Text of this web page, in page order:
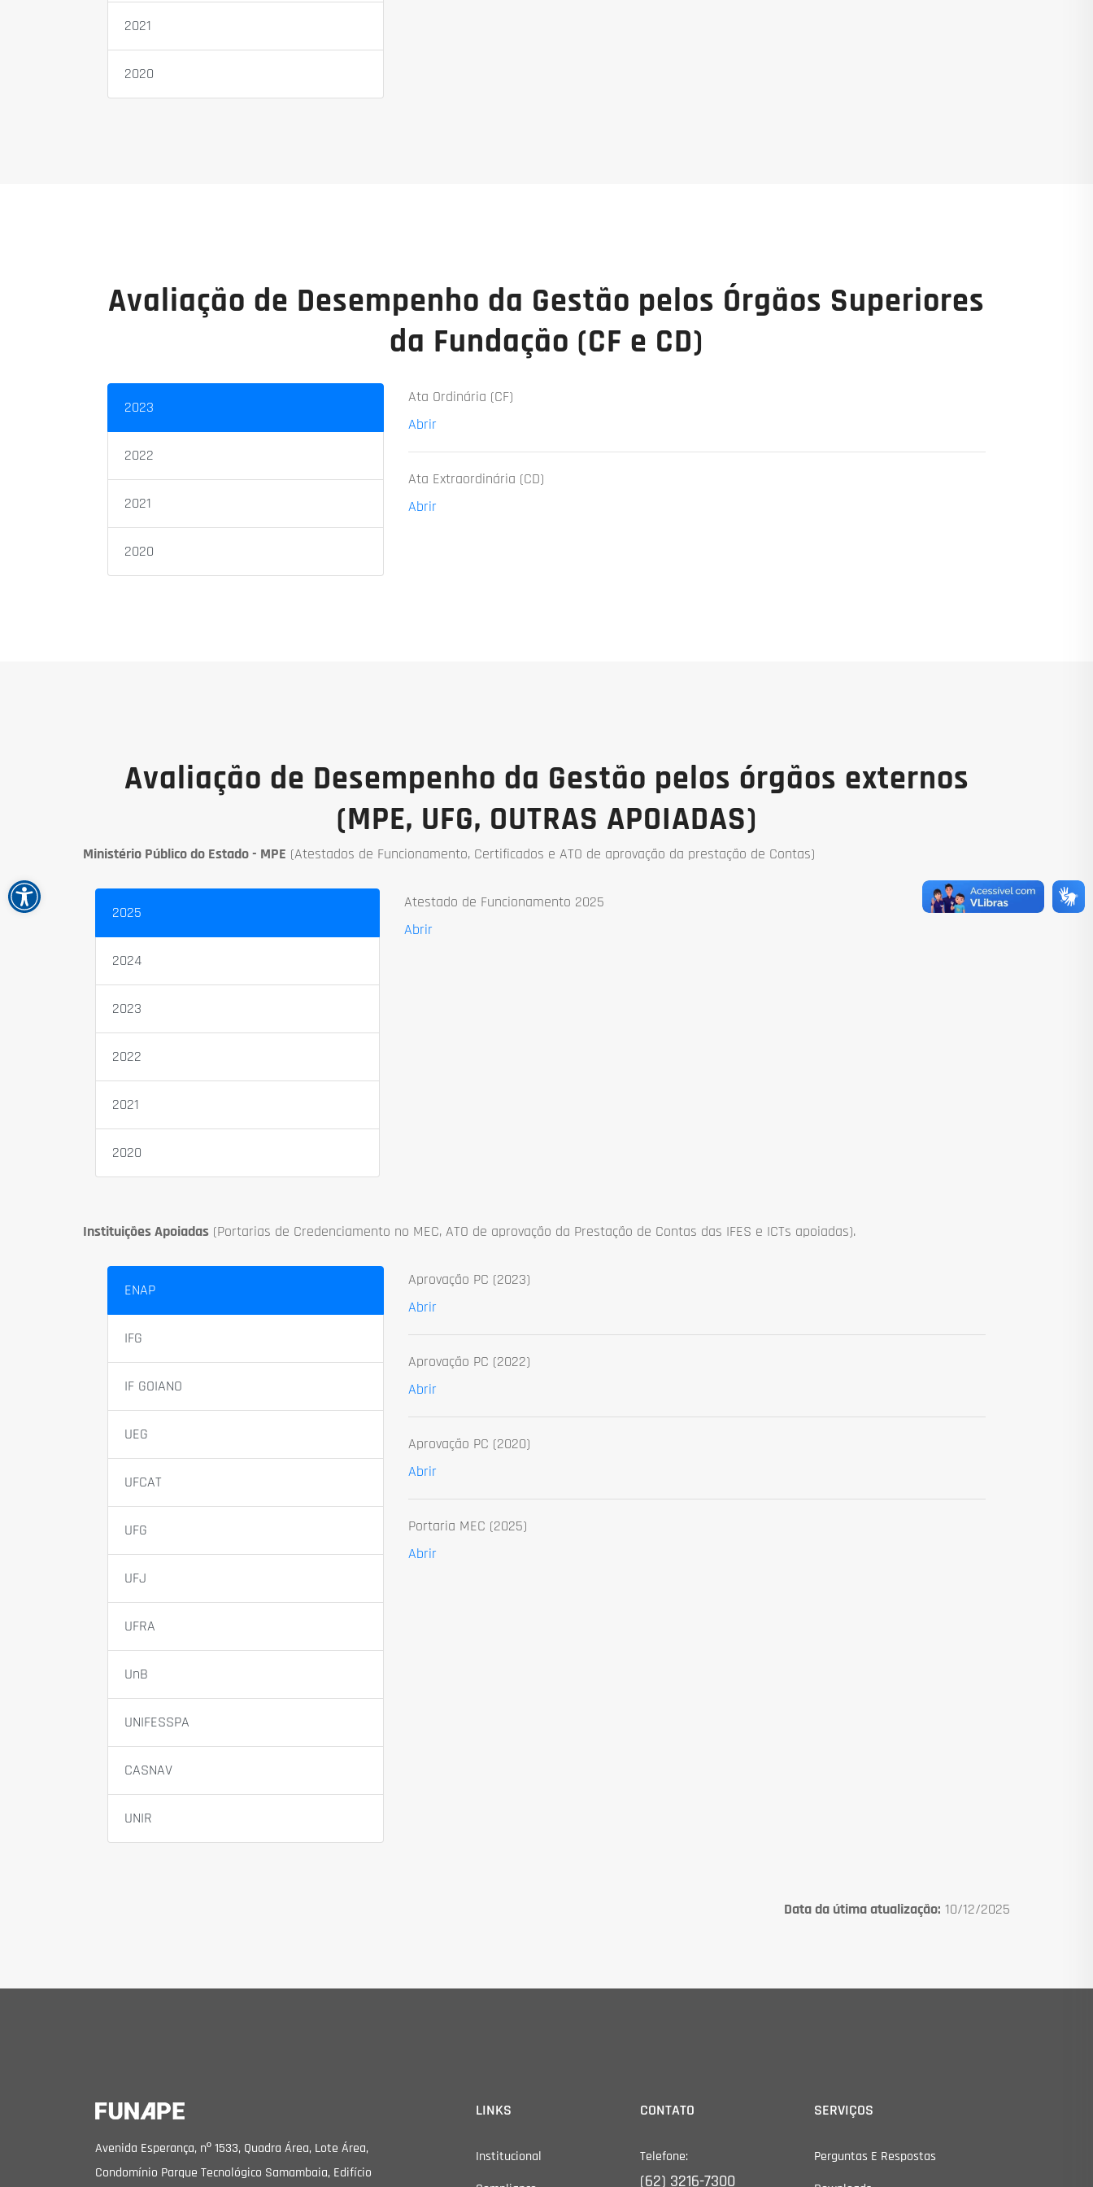
Open toolbar
2021
2020
Avaliação de Desempenho da Gestão pelos Órgãos Superiores
da Fundação (CF e CD)
2023
2022
2021
2020
Ata Ordinária (CF)
Abrir
Ata Extraordinária (CD)
Abrir
Avaliação de Desempenho da Gestão pelos órgãos externos
(MPE, UFG, OUTRAS APOIADAS)
Ministério Público do Estado - MPE (Atestados de Funcionamento, Certificados e ATO de aprovação da prestação de Contas)
2025
2024
2023
2022
2021
2020
Atestado de Funcionamento 2025
Abrir
Instituições Apoiadas (Portarias de Credenciamento no MEC, ATO de aprovação da Prestação de Contas das IFES e ICTs apoiadas).
ENAP
IFG
IF GOIANO
UEG
UFCAT
UFG
UFJ
UFRA
UnB
UNIFESSPA
CASNAV
UNIR
Aprovação PC (2023)
Abrir
Aprovação PC (2022)
Abrir
Aprovação PC (2020)
Abrir
Portaria MEC (2025)
Abrir
Data da útima atualização: 10/12/2025
Avenida Esperança, nº 1533, Quadra Área, Lote Área,
Condomínio Parque Tecnológico Samambaia, Edifício
LINKS
Institucional
CONTATO
Telefone:
(62) 3216-7300
SERVIÇOS
Perguntas E Respostas